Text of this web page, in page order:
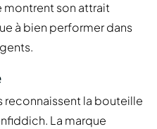
montrent son attrait
à bien performer dans
reconnaissent la bouteille
La marque